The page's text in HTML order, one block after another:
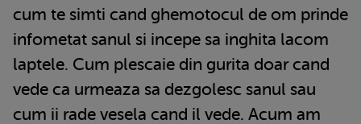
cum te simti cand ghemotocul de om prinde
infometat sanul si incepe sa inghita lacom
laptele. Cum plescaie din gurita doar cand
vede ca urmeaza sa dezgolesc sanul sau
cum ii rade vesela cand il vede. Acum am